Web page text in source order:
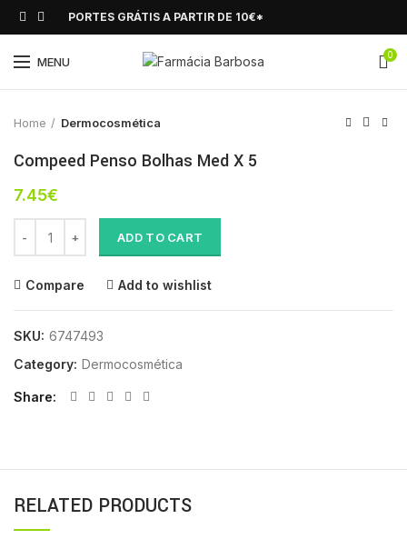
PORTES GRÁTIS A PARTIR DE 10€*
MENU 0
Click to enlarge
Home Dermocosmética
Compeed Penso Bolhas Med X 5
7.45€
ADD TO CART
Compare Add to wishlist
SKU: 6747493
Category: Dermocosmética
Share
RELATED PRODUCTS